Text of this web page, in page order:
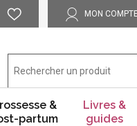
MON
&
partum
Livres &
guides